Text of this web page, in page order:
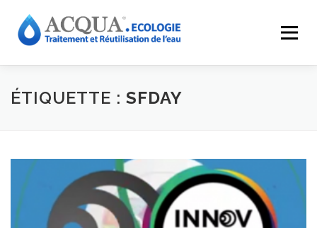
Menu
RESSOURCES CONTACT ACQUA-SHOP
ÉTIQUETTE : SFDAY